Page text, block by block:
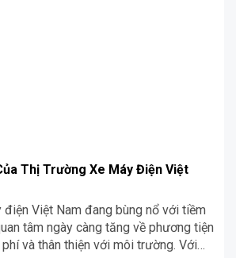
Thị Trường Xe Máy Điện Việt
Việt Nam đang bùng nổ với tiềm
tâm ngày càng tăng về phương tiện
và thân thiện với môi trường. Với